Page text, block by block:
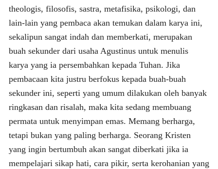
theologis, filosofis, sastra, metafisika, psikologi, dan
lain-lain yang pembaca akan temukan dalam karya ini,
sekalipun sangat indah dan memberkati, merupakan
buah sekunder dari usaha Agustinus untuk menulis
karya yang ia persembahkan kepada Tuhan. Jika
pembacaan kita justru berfokus kepada buah-buah
sekunder ini, seperti yang umum dilakukan oleh banyak
ringkasan dan risalah, maka kita sedang membuang
permata untuk menyimpan emas. Memang berharga,
tetapi bukan yang paling berharga. Seorang Kristen
yang ingin bertumbuh akan sangat diberkati jika ia
mempelajari sikap hati, cara pikir, serta kerohanian yang